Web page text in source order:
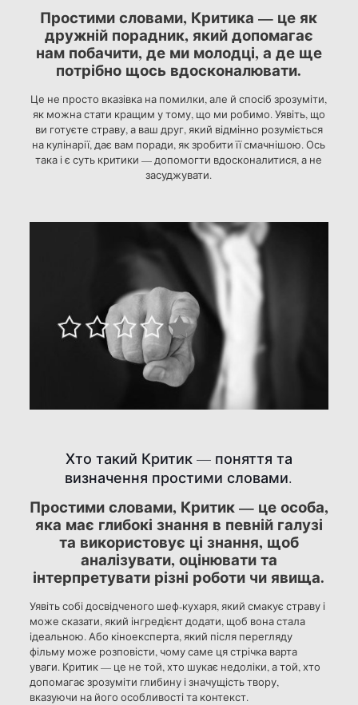
Простими словами, Критика — це як
дружній порадник, який допомагає
нам побачити, де ми молодці, а де ще
потрібно щось вдосконалювати.
Це не просто вказівка на помилки, але й спосіб зрозуміти,
як можна стати кращим у тому, що ми робимо. Уявіть, що
ви готуєте страву, а ваш друг, який відмінно розуміється
на кулінарії, дає вам поради, як зробити її смачнішою. Ось
така і є суть критики — допомогти вдосконалитися, а не
засуджувати.
Хто такий Критик — поняття та
визначення простими словами.
Простими словами, Критик — це особа,
яка має глибокі знання в певній галузі
та використовує ці знання, щоб
аналізувати, оцінювати та
інтерпретувати різні роботи чи явища.
Уявіть собі досвідченого шеф-кухаря, який смакує страву і
може сказати, який інгредієнт додати, щоб вона стала
ідеальною. Або кіноексперта, який після перегляду
фільму може розповісти, чому саме ця стрічка варта
уваги. Критик — це не той, хто шукає недоліки, а той, хто
допомагає зрозуміти глибину і значущість твору,
вказуючи на його особливості та контекст.